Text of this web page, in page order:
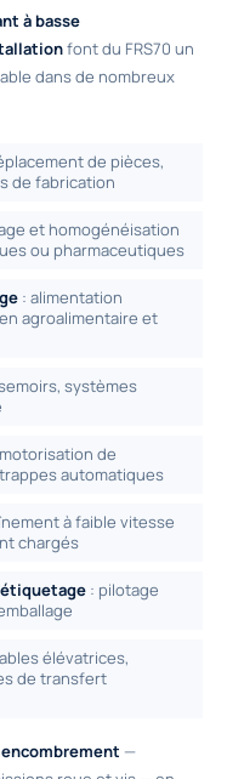
à basse
font du FRS70 un
dans de nombreux
de pièces,
de fabrication
et homogénéisation
ou pharmaceutiques
: alimentation
agroalimentaire et
systèmes
de
automatiques
à faible vitesse
chargés
: pilotage
élévatrices,
de transfert
—